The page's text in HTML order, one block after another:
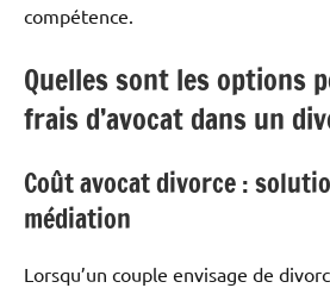
compétence.
Quelles sont les options
frais d’avocat dans un
Coût avocat divorce :
médiation
Lorsqu’un couple envisage de